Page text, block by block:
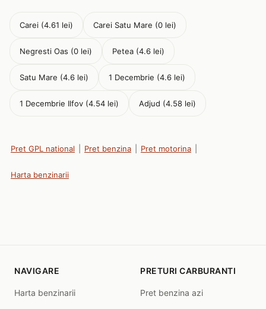
Carei (4.61 lei) Carei Satu Mare (0 lei)
Negresti Oas (0 lei) Petea (4.6 lei)
Satu Mare (4.6 lei) 1 Decembrie (4.6 lei)
1 Decembrie Ilfov (4.54 lei) Adjud (4.58 lei)
Pret GPL national Pret benzina Pret motorina
Harta benzinarii
NAVIGARE
Harta benzinarii
PRETURI CARBURANTI
Pret benzina azi